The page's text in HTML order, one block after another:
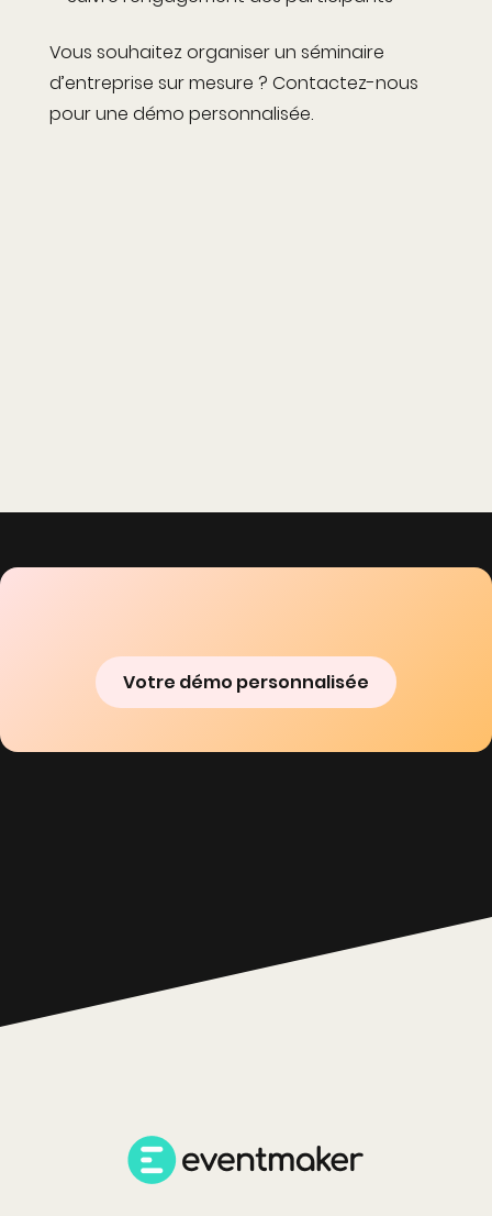
Vous souhaitez organiser un séminaire
d’entreprise sur mesure ? Contactez-nous
pour une démo personnalisée.
Votre démo personnalisée